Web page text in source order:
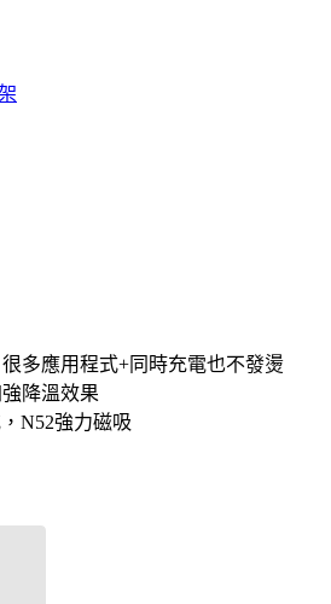
多應用程式+同時充電也不發燙
降溫效果
N52強力磁吸